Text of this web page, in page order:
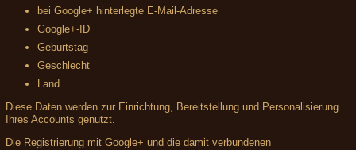
bei Google+ hinterlegte E-Mail-Adresse
Google+-ID
Geburtstag
Geschlecht
Land
Diese Daten werden zur Einrichtung, Bereitstellung und Personalisierung
Ihres Accounts genutzt.
Die Registrierung mit Google+ und die damit verbundenen